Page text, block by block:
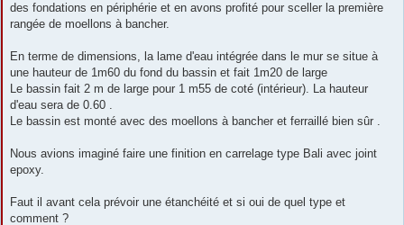
des fondations en périphérie et en avons profité pour sceller la première
rangée de moellons à bancher.
En terme de dimensions, la lame d'eau intégrée dans le mur se situe à
une hauteur de 1m60 du fond du bassin et fait 1m20 de large
Le bassin fait 2 m de large pour 1 m55 de coté (intérieur). La hauteur
d'eau sera de 0.60 .
Le bassin est monté avec des moellons à bancher et ferraillé bien sûr .
Nous avions imaginé faire une finition en carrelage type Bali avec joint
epoxy.
Faut il avant cela prévoir une étanchéité et si oui de quel type et
comment ?